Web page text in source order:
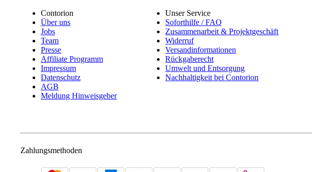
Contorion
Über uns
Jobs
Team
Presse
Affiliate Programm
Impressum
Datenschutz
AGB
Meldung Hinweisgeber
Unser Service
Soforthilfe / FAQ
Zusammenarbeit & Projektgeschäft
Widerruf
Versandinformationen
Rückgaberecht
Umwelt und Entsorgung
Nachhaltigkeit bei Contorion
Zahlungsmethoden